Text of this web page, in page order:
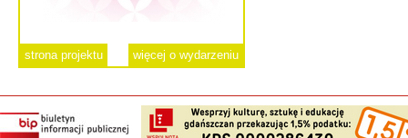
strona projektu więcej o wydarzeniu